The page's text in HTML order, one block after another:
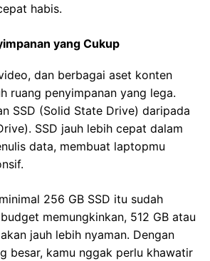
habis.
yang Cukup
dan berbagai aset konten
ruang penyimpanan yang lega.
SSD (Solid State Drive) daripada
SSD jauh lebih cepat dalam
data, membuat laptopmu
256 GB SSD itu sudah
memungkinkan, 512 GB atau
jauh lebih nyaman. Dengan
besar, kamu nggak perlu khawatir